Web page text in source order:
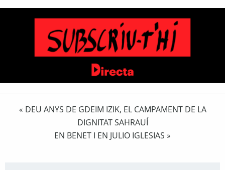
« DEU ANYS DE GDEIM IZIK, EL CAMPAMENT DE LA
DIGNITAT SAHRAUÍ
EN BENET I EN JULIO IGLESIAS »